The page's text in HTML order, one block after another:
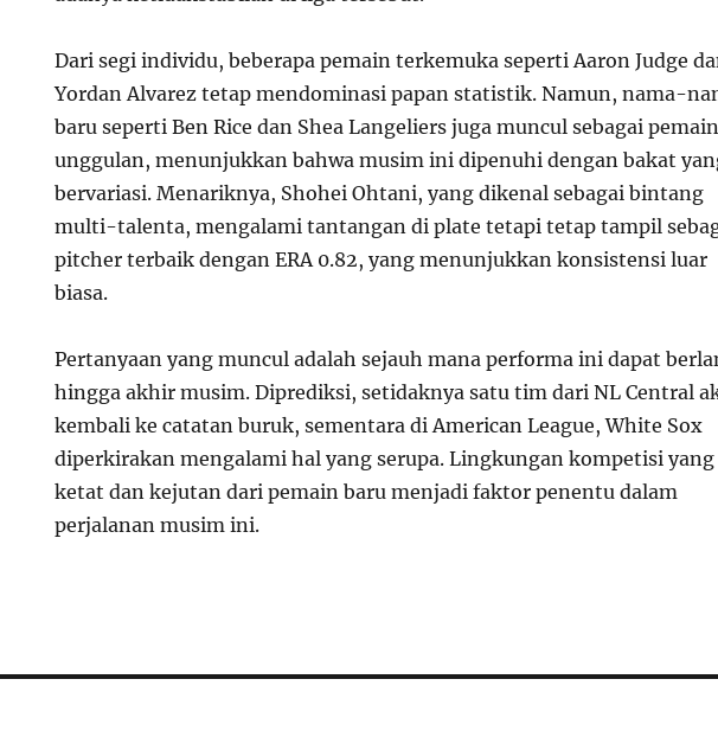
Dari segi individu, beberapa pemain terkemuka seperti Aaron Judge
Yordan Alvarez tetap mendominasi papan statistik. Namun, nama-
baru seperti Ben Rice dan Shea Langeliers juga muncul sebagai pemain
unggulan, menunjukkan bahwa musim ini dipenuhi dengan bakat
bervariasi. Menariknya, Shohei Ohtani, yang dikenal sebagai bintang
multi-talenta, mengalami tantangan di plate tetapi tetap tampil
pitcher terbaik dengan ERA 0.82, yang menunjukkan konsistensi luar
biasa.
Pertanyaan yang muncul adalah sejauh mana performa ini dapat
hingga akhir musim. Diprediksi, setidaknya satu tim dari NL Central
kembali ke catatan buruk, sementara di American League, White Sox
diperkirakan mengalami hal yang serupa. Lingkungan kompetisi yang
ketat dan kejutan dari pemain baru menjadi faktor penentu dalam
perjalanan musim ini.